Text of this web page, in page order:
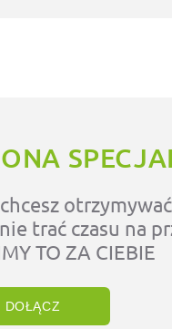
trać czasu na
TO ZA CIEBIE
DOŁĄCZ